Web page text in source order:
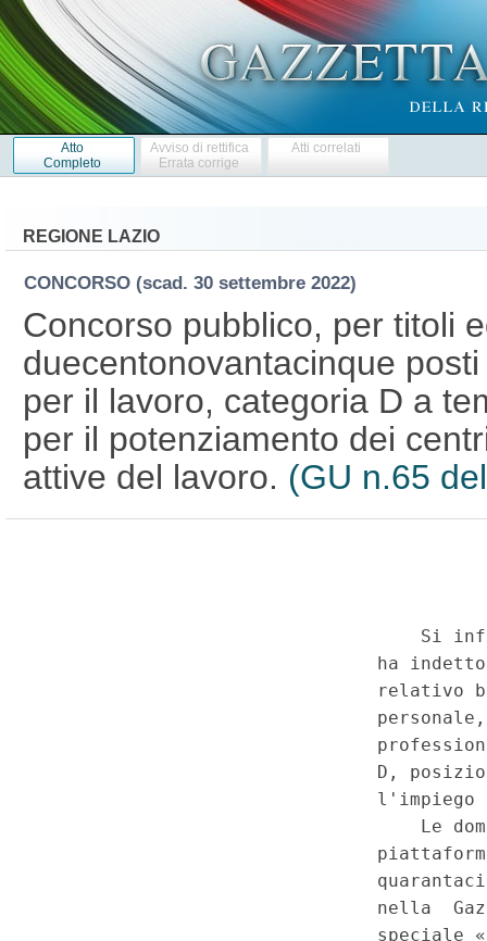
Atto
Completo
Avviso di rettifica
Errata corrige
Atti correlati
REGIONE LAZIO
CONCORSO (scad. 30 settembre 2022)
Concorso pubblico, per titoli
duecentonovantacinque
per il lavoro, categoria D a
per il potenziamento dei
attive del lavoro. (GU n.65